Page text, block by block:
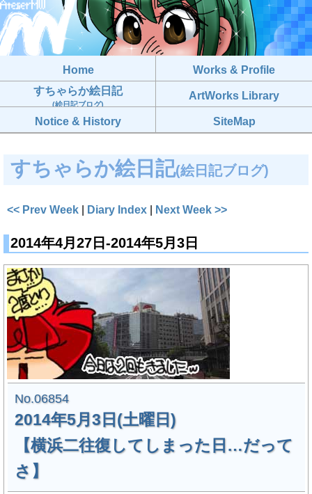
Home
Works & Profile
すちゃらか絵日記
(絵日記ブログ)
ArtWorks Library
Notice & History SiteMap
すちゃらか絵日記(絵日記ブログ)
<< Prev Week | Diary Index | Next Week >>
2014年4月27日-2014年5月3日
No.06854
2014年5月3日(土曜日)
【横浜二往復してしまった日…だって
さ】